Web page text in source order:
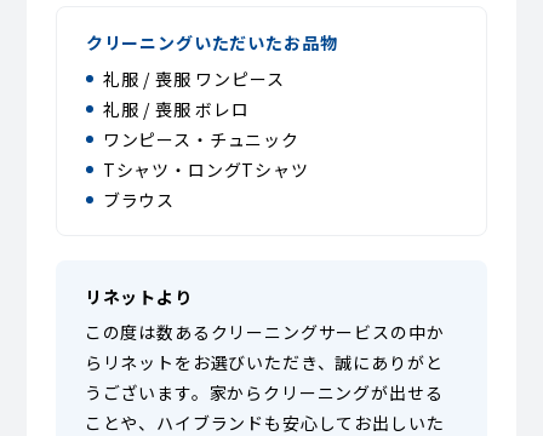
クリーニングいただいたお品物
礼服 / 喪服 ワンピース
礼服 / 喪服 ボレロ
ワンピース・チュニック
Tシャツ・ロングTシャツ
ブラウス
リネットより
この度は数あるクリーニングサービスの中か
らリネットをお選びいただき、誠にありがと
うございます。家からクリーニングが出せる
ことや、ハイブランドも安心してお出しいた